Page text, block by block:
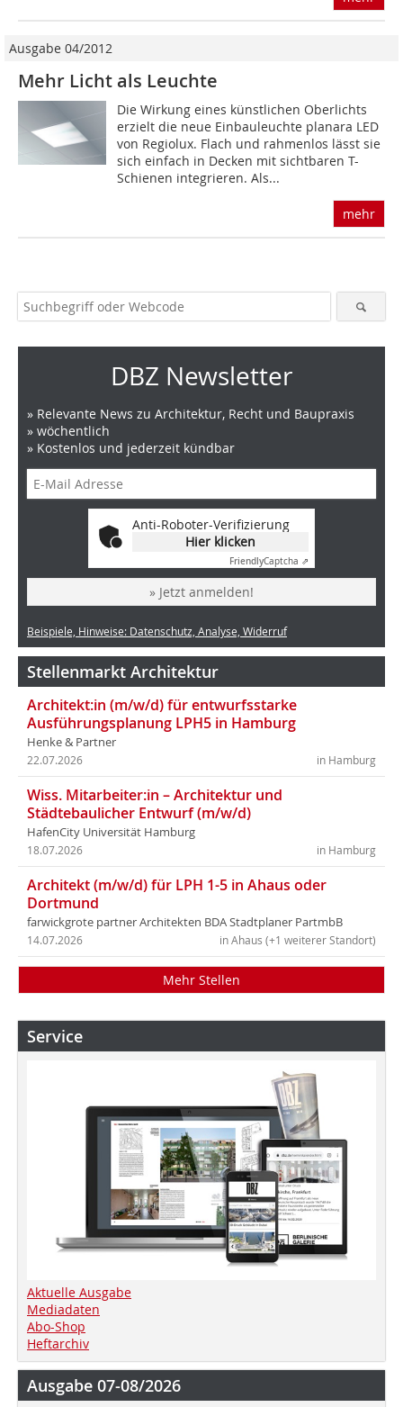
Ausgabe 04/2012
Mehr Licht als Leuchte
Die Wirkung eines künstlichen Oberlichts
erzielt die neue Einbauleuchte planara LED
von Regiolux. Flach und rahmenlos lässt sie
sich einfach in Decken mit sichtbaren T-
Schienen integrieren. Als...
mehr
DBZ Newsletter
» Relevante News zu Architektur, Recht und Baupraxis
» wöchentlich
» Kostenlos und jederzeit kündbar
Anti-Roboter-Verifizierung
Hier klicken
FriendlyCaptcha ⇗
» Jetzt anmelden!
Beispiele, Hinweise: Datenschutz, Analyse, Widerruf
Stellenmarkt Architektur
Architekt:in (m/w/d) für entwurfsstarke
Ausführungsplanung LPH5 in Hamburg
Henke & Partner
in Hamburg
22.07.2026
Wiss. Mitarbeiter:in – Architektur und
Städtebaulicher Entwurf (m/w/d)
HafenCity Universität Hamburg
in Hamburg
18.07.2026
Architekt (m/w/d) für LPH 1-5 in Ahaus oder
Dortmund
farwickgrote partner Architekten BDA Stadtplaner PartmbB
in Ahaus (+1 weiterer Standort)
14.07.2026
Mehr Stellen
Service
Aktuelle Ausgabe
Mediadaten
Abo-Shop
Heftarchiv
Ausgabe 07-08/2026